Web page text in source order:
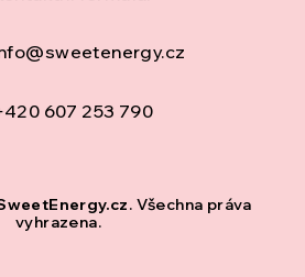
@sweetenergy.cz
607 253 790
. Všechna práva
vyhrazena.